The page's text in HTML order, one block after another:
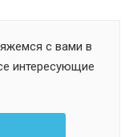
с вами в
интересующие